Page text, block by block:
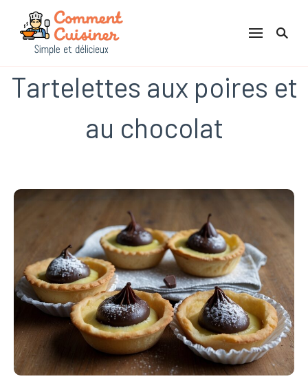
Comment Cuisiner
Tartelettes aux poires et
au chocolat